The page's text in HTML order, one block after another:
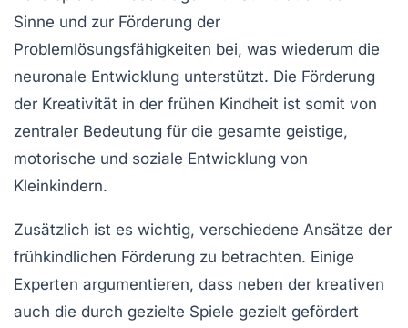
Sinne und zur Förderung der
Problemlösungsfähigkeiten bei, was wiederum die
neuronale Entwicklung unterstützt. Die Förderung
der Kreativität in der frühen Kindheit ist somit von
zentraler Bedeutung für die gesamte geistige,
motorische und soziale Entwicklung von
Kleinkindern.
Zusätzlich ist es wichtig, verschiedene Ansätze der
frühkindlichen Förderung zu betrachten. Einige
Experten argumentieren, dass neben der kreativen
auch die durch gezielte Spiele gezielt gefördert